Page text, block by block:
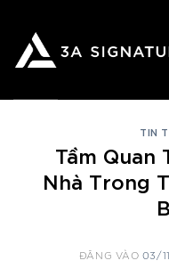
nội
TIN
Tầm Quan
Nhà Trong
ĐĂNG VÀO 03/